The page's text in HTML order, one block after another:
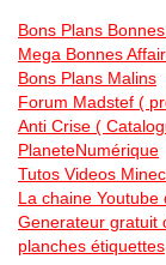
Bons Plans
Mega Bonnes
Bons Plans Malins
Forum Madstef (
Anti Crise (
PlaneteNumérique
Tutos Videos
La chaine Youtube
Generateur gratuit
planches étiquettes